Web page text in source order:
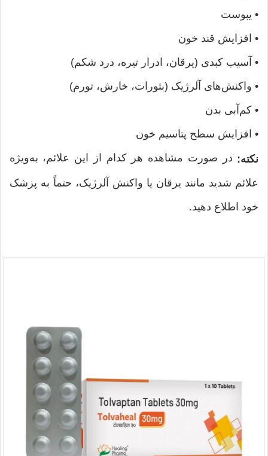
• یبوست
• افزایش قند خون
• آسیب کبدی (یرقان، ادرار تیره، درد شکم)
• واکنش‌های آلرژیک (بثورات، خارش، تورم)
• کم‌آبی بدن
• افزایش سطح پتاسیم خون
نکته: در صورت مشاهده هر کدام از این علائم، به‌ویژه
علائم شدید مانند یرقان یا واکنش آلرژیک، حتماً به پزشک
خود اطلاع دهید.